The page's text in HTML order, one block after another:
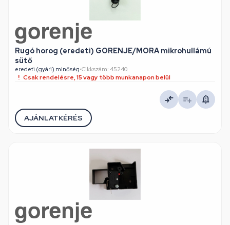
Rugó horog (eredeti) GORENJE/MORA mikrohullámú
sütő
eredeti (gyári) minőség•Cikkszám: 45240
Csak rendelésre, 15 vagy több munkanapon belül
AJÁNLATKÉRÉS